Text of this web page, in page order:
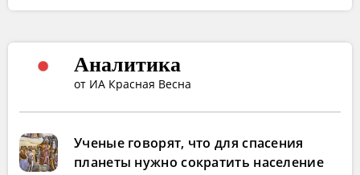
Аналитика
от ИА Красная Весна
Ученые говорят, что для спасения
планеты нужно сократить население